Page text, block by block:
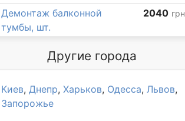
Демонтаж балконной
тумбы, шт.
2040 грн
Другие города
Киев, Днепр, Харьков, Одесса, Львов,
Запорожье